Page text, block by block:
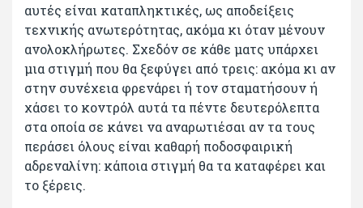
αυτές είναι καταπληκτικές, ως αποδείξεις
τεχνικής ανωτερότητας, ακόμα κι όταν μένουν
ανολοκλήρωτες. Σχεδόν σε κάθε ματς υπάρχει
μια στιγμή που θα ξεφύγει από τρεις: ακόμα κι αν
στην συνέχεια φρενάρει ή τον σταματήσουν ή
χάσει το κοντρόλ αυτά τα πέντε δευτερόλεπτα
στα οποία σε κάνει να αναρωτιέσαι αν τα τους
περάσει όλους είναι καθαρή ποδοσφαιρική
αδρεναλίνη: κάποια στιγμή θα τα καταφέρει και
το ξέρεις.